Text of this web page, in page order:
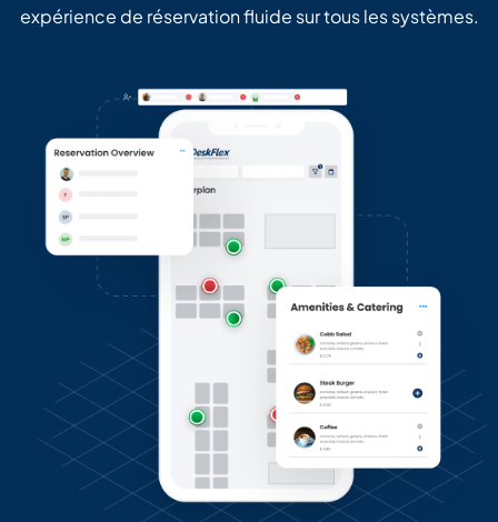
expérience de réservation fluide sur tous les systèmes.